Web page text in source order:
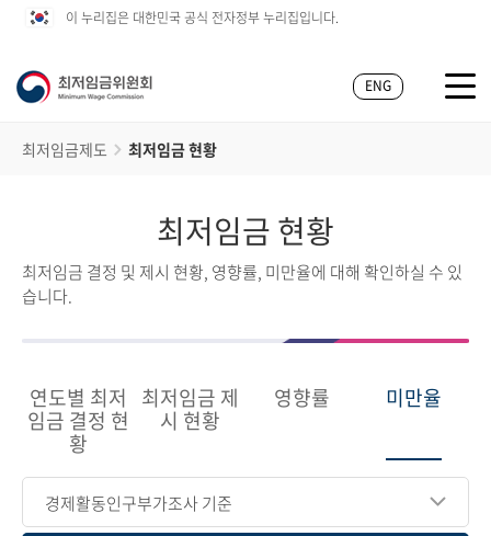
이 누리집은 대한민국 공식 전자정부 누리집입니다.
ENG
최저임금제도 최저임금 현황
최저임금 현황
최저임금 결정 및 제시 현황, 영향률, 미만율에 대해 확인하실 수 있
습니다.
연도별 최저
임금 결정 현
황
최저임금 제
시 현황
영향률 미만율
경제활동인구부가조사 기준